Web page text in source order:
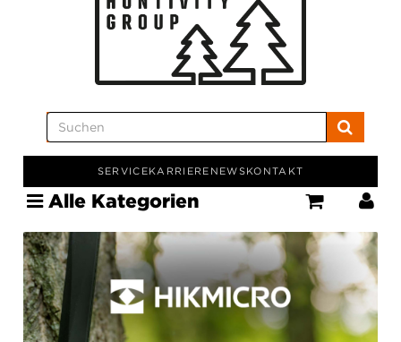
SERVICEKARRIERE NEWSKONTAKT
Alle Kategorien